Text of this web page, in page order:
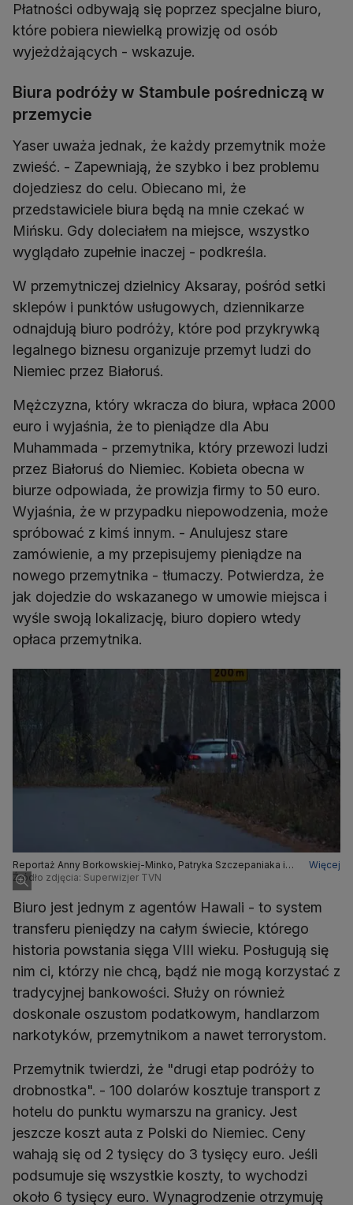
Płatności odbywają się poprzez specjalne biuro,
które pobiera niewielką prowizję od osób
wyjeżdżających - wskazuje.
Biura podróży w Stambule pośredniczą w
przemycie
Yaser uważa jednak, że każdy przemytnik może
zwieść. - Zapewniają, że szybko i bez problemu
dojedziesz do celu. Obiecano mi, że
przedstawiciele biura będą na mnie czekać w
Mińsku. Gdy doleciałem na miejsce, wszystko
wyglądało zupełnie inaczej - podkreśla.
W przemytniczej dzielnicy Aksaray, pośród setki
sklepów i punktów usługowych, dziennikarze
odnajdują biuro podróży, które pod przykrywką
legalnego biznesu organizuje przemyt ludzi do
Niemiec przez Białoruś.
Mężczyzna, który wkracza do biura, wpłaca 2000
euro i wyjaśnia, że to pieniądze dla Abu
Muhammada - przemytnika, który przewozi ludzi
przez Białoruś do Niemiec. Kobieta obecna w
biurze odpowiada, że prowizja firmy to 50 euro.
Wyjaśnia, że w przypadku niepowodzenia, może
spróbować z kimś innym. - Anulujesz stare
zamówienie, a my przepisujemy pieniądze na
nowego przemytnika - tłumaczy. Potwierdza, że
jak dojedzie do wskazanego w umowie miejsca i
wyśle swoją lokalizację, biuro dopiero wtedy
opłaca przemytnika.
Reportaż Anny Borkowskiej-Minko, Patryka Szczepaniaka i
Piotra Czabana "Szlak migracyjny Turcja - Białoruś - Polska"
Więcej
Źródło zdjęcia: Superwizjer TVN
Biuro jest jednym z agentów Hawali - to system
transferu pieniędzy na całym świecie, którego
historia powstania sięga VIII wieku. Posługują się
nim ci, którzy nie chcą, bądź nie mogą korzystać z
tradycyjnej bankowości. Służy on również
doskonale oszustom podatkowym, handlarzom
narkotyków, przemytnikom a nawet terrorystom.
Przemytnik twierdzi, że "drugi etap podróży to
drobnostka". - 100 dolarów kosztuje transport z
hotelu do punktu wymarszu na granicy. Jest
jeszcze koszt auta z Polski do Niemiec. Ceny
wahają się od 2 tysięcy do 3 tysięcy euro. Jeśli
podsumuje się wszystkie koszty, to wychodzi
około 6 tysięcy euro. Wynagrodzenie otrzymuję